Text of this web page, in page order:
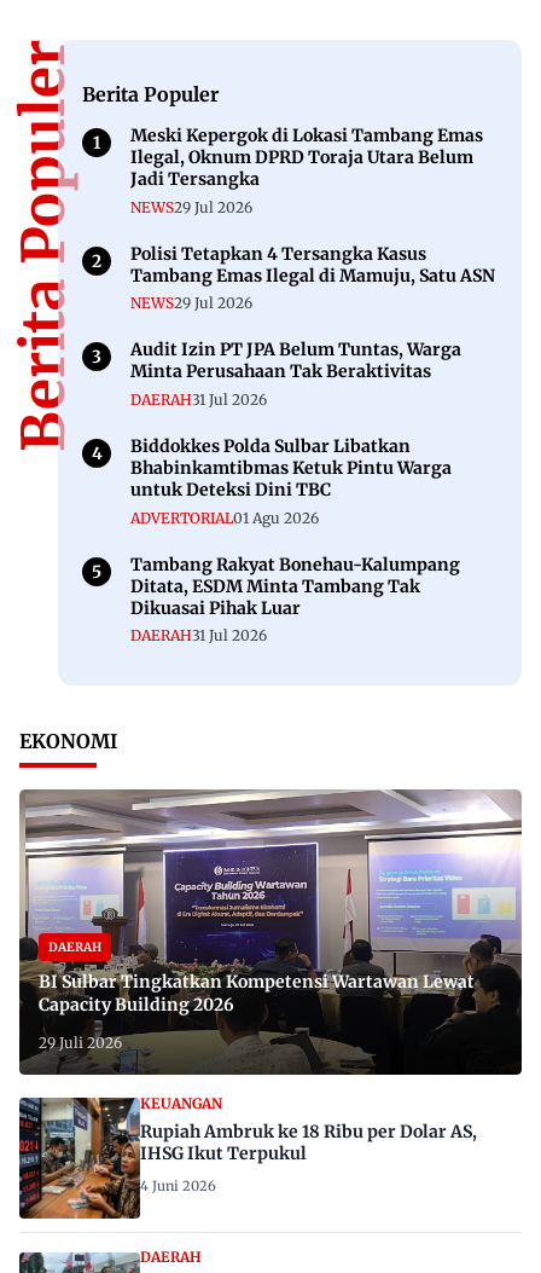
Berita PopulerBerita Populer
Meski Kepergok di Lokasi Tambang Emas
Ilegal, Oknum DPRD Toraja Utara Belum
Jadi Tersangka
NEWS29 Jul 2026
Polisi Tetapkan 4 Tersangka Kasus
Tambang Emas Ilegal di Mamuju, Satu ASN
NEWS29 Jul 2026
Audit Izin PT JPA Belum Tuntas, Warga
Minta Perusahaan Tak Beraktivitas
DAERAH31 Jul 2026
Biddokkes Polda Sulbar Libatkan
Bhabinkamtibmas Ketuk Pintu Warga
untuk Deteksi Dini TBC
ADVERTORIAL01 Agu 2026
Tambang Rakyat Bonehau-Kalumpang
Ditata, ESDM Minta Tambang Tak
Dikuasai Pihak Luar
DAERAH31 Jul 2026
EKONOMI
DAERAH
BI Sulbar Tingkatkan Kompetensi Wartawan Lewat
Capacity Building 2026
29 Juli 2026
KEUANGAN
Rupiah Ambruk ke 18 Ribu per Dolar AS,
IHSG Ikut Terpukul
4 Juni 2026
DAERAH